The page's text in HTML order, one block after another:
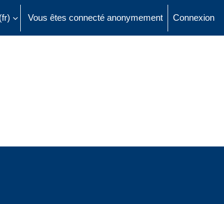
saisie de recherche
Vous êtes connecté anonymement Connexion